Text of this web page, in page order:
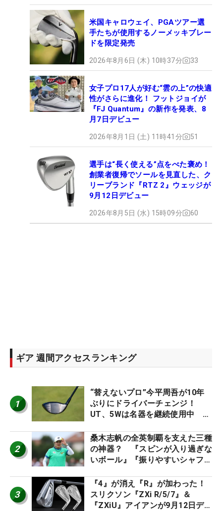
米国キャロウェイ、PGAツアー選
手たちが使用するノーメッキブレー
ドを限定発売
2026年8月6日 (木) 10時37分 33
女子プロ17人が好む“雲の上”の快適
性がさらに進化！ フットジョイが
『FJ Quantum』の新作を発表、8
月7日デビュー
2026年8月1日 (土) 11時41分 51
選手は“長く使える”点をべた褒め！
創業者復帰でソールを見直した、ク
リーブランド『RTZ 2』ウェッジが
9月12日デビュー
2026年8月5日 (水) 15時09分 60
ギア 週間アクセスランキング
1
“替えないプロ”今平周吾が10年
ぶりにドライバーチェンジ！
UT、5Wは名器を継続使用中 #
2
桑木志帆の全英制覇を支えた三種
の神器？ 『スピンが入り過ぎな
いボール』『振りやすいシャフ
ー』 #女子プロセッティング
3
『4』が消え『R』が加わった！
スリクソン『ZXi R/5/7』＆
『ZXiU』アイアンが9月12日デ